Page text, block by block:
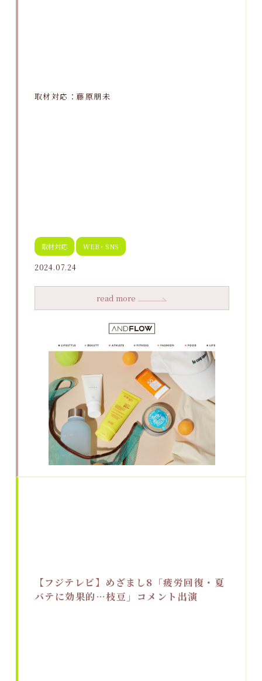
取材対応：藤原朋未
取材対応 WEB・SNS
2024.07.24
read more
【フジテレビ】めざまし8「疲労回復・夏
バテに効果的…枝豆」コメント出演